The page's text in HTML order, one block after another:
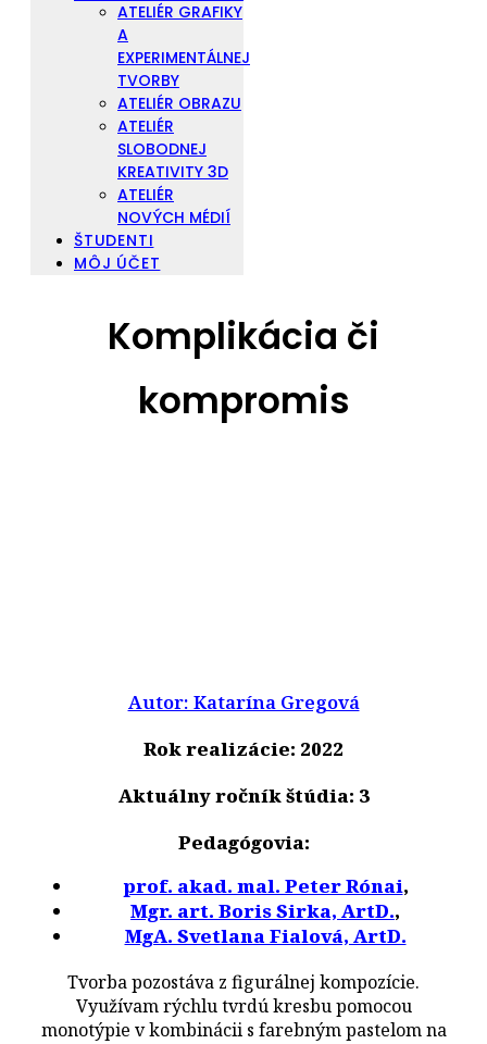
ATELIÉR GRAFIKY
A
EXPERIMENTÁLNEJ
TVORBY
ATELIÉR OBRAZU
ATELIÉR
SLOBODNEJ
KREATIVITY 3D
ATELIÉR
NOVÝCH MÉDIÍ
ŠTUDENTI
MÔJ ÚČET
Komplikácia či
kompromis
Autor: Katarína Gregová
Rok realizácie: 2022
Aktuálny ročník štúdia: 3
Pedagógovia:
prof. akad. mal. Peter Rónai,
Mgr. art. Boris Sirka, ArtD.,
MgA. Svetlana Fialová, ArtD.
Tvorba pozostáva z figurálnej kompozície.
Využívam rýchlu tvrdú kresbu pomocou
monotýpie v kombinácii s farebným pastelom na